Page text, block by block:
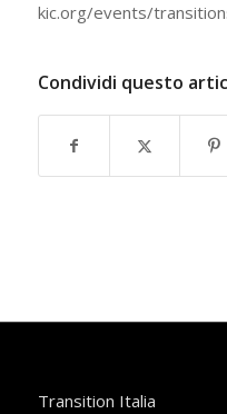
kic.org/events/
Condividi questo
Transition Italia